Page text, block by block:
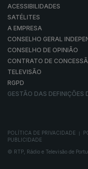
ACESSIBILIDADES
SATÉLITES
A EMPRESA
CONSELHO GERAL
CONSELHO DE OPINIÃO
CONTRATO DE
TELEVISÃO
RGPD
GESTÃO DAS DEFINIÇÕES
POLÍTICA DE PRIVACIDADE
PUBLICIDADE
© RTP, Rádio e Televisão de